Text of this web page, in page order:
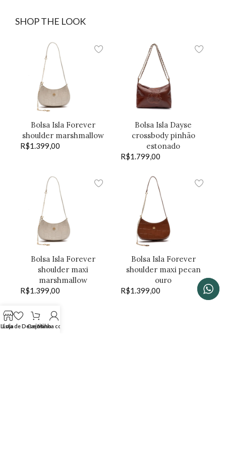
SHOP THE LOOK
Bolsa Isla Forever
shoulder marshmallow
R$1.399,00
Bolsa Isla Dayse
crossbody pinhão
estonado
R$1.799,00
Bolsa Isla Forever
shoulder maxi
marshmallow
R$1.399,00
Bolsa Isla Forever
shoulder maxi pecan
ouro
R$1.399,00
Loja
Lista de Desejos
Carrinho
Minha conta